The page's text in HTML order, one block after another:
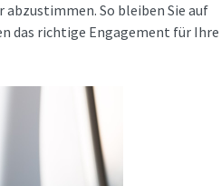
So bleiben Sie auf
das richtige Engagement für Ihre